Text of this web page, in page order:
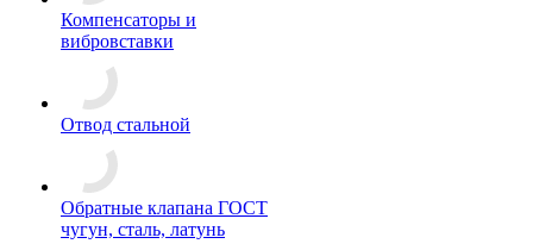
Компенсаторы и
вибровставки
Отвод стальной
Обратные клапана ГОСТ
чугун, сталь, латунь